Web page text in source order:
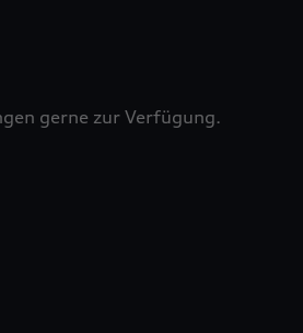
gerne zur Verfügung.